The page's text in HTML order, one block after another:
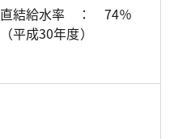
直結給水率 ： 74％
（平成30年度）